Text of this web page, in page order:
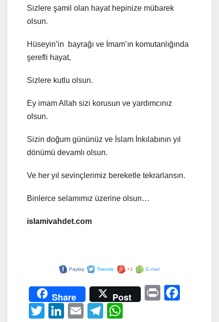
Sizlere şamil olan hayat hepinize mübarek
olsun.
Hüseyin’in bayrağı ve İmam’ın komutanlığında
şerefli hayat,
Sizlere kutlu olsun.
Ey imam Allah sizi korusun ve yardımcınız
olsun.
Sizin doğum gününüz ve İslam İnkılabının yıl
dönümü devamlı olsun.
Ve her yıl sevinçlerimiz bereketle tekrarlansın.
Binlerce selamımız üzerine olsun…
islamivahdet.com
Paylaş Tweetle +1 E-mail
Share Post
Pr
T
Li
E
T